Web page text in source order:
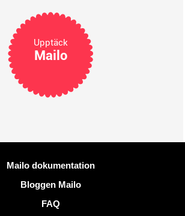
Upptäck
Mailo
Mailo dokumentation
Bloggen Mailo
FAQ